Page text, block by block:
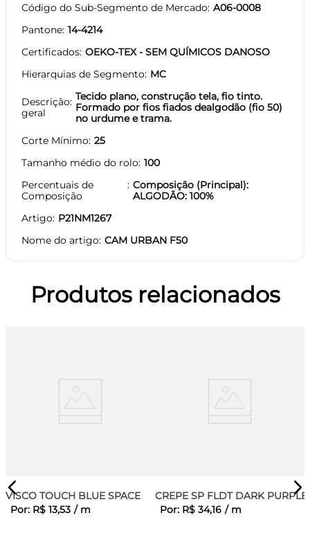
Código do Sub-Segmento de Mercado A06-0008
Pantone 14-4214
Certificados OEKO-TEX - SEM QUÍMICOS DANOSO
Hierarquias de Segmento MC
Descrição
geral
Tecido plano, construção tela, fio tinto.
Formado por fios fiados dealgodão (fio 50)
no urdume e trama.
Corte Mínimo 25
Tamanho médio do rolo 100
Percentuais de
Composição
Composição (Principal):
ALGODÃO: 100%
Artigo P21NM1267
Nome do artigo CAM URBAN F50
Produtos relacionados
VISCO TOUCH BLUE SPACE
Por: R$ 13,53 / m
CREPE SP FLDT DARK PURPLE
Por: R$ 34,16 / m